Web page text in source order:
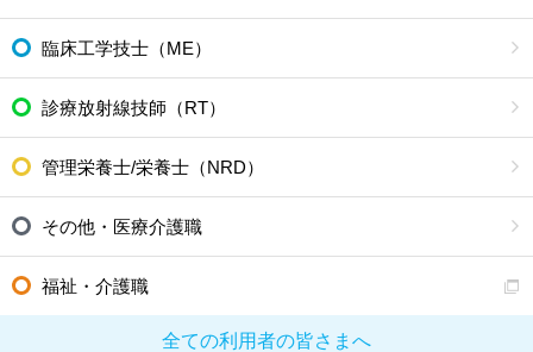
臨床工学技士（ME）
診療放射線技師（RT）
管理栄養士/栄養士（NRD）
その他・医療介護職
福祉・介護職
全ての利用者の皆さまへ